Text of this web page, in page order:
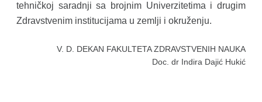
tehničkoj saradnji sa brojnim Univerzitetima i drugim
Zdravstvenim institucijama u zemlji i okruženju.
V. D. DEKAN FAKULTETA ZDRAVSTVENIH NAUKA
Doc. dr Indira Dajić Hukić